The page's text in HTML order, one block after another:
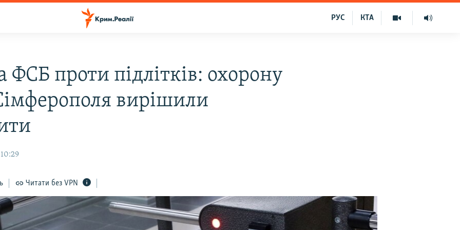
КТА
РУС
ФСБ проти підлітків: охорону
вирішили
Читати без VPN